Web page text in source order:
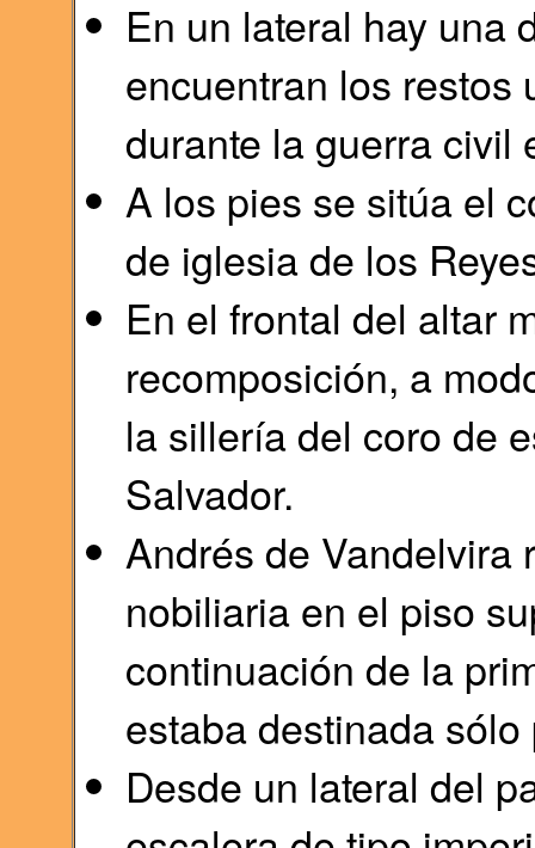
En un lateral hay una
encuentran los restos
durante la guerra civil
A los pies se sitúa el
de iglesia de los
En el frontal del altar
recomposición, a
la sillería del coro de
Salvador.
Andrés de Vandelvira
nobiliaria en el piso
continuación de la
estaba destinada
Desde un lateral del